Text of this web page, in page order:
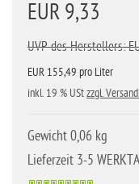
EUR 9,33
UVP des Herstellers:
EUR 155,49 pro Liter
inkl. 19 % UStzzgl.
Gewicht 0,06 kg
Lieferzeit 3-5